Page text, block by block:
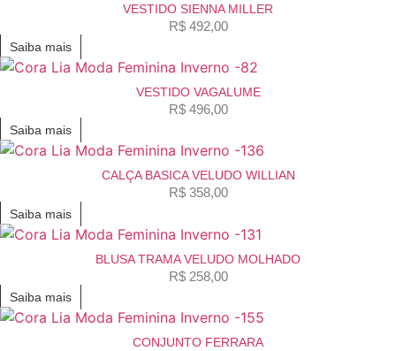
VESTIDO SIENNA MILLER
R$492,00
Saiba mais
VESTIDO VAGALUME
R$496,00
Saiba mais
CALÇA BASICA VELUDO WILLIAN
R$358,00
Saiba mais
BLUSA TRAMA VELUDO MOLHADO
R$258,00
Saiba mais
CONJUNTO FERRARA